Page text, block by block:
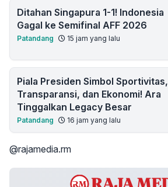
Ditahan Singapura 1-1! Indonesia
Gagal ke Semifinal AFF 2026
Patandang 15 jam yang lalu
Piala Presiden Simbol Sportivitas,
Transparansi, dan Ekonomi! Ara
Tinggalkan Legacy Besar
Patandang 16 jam yang lalu
@rajamedia.rm